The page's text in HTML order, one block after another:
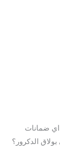
ضمانات
الدكرور؟